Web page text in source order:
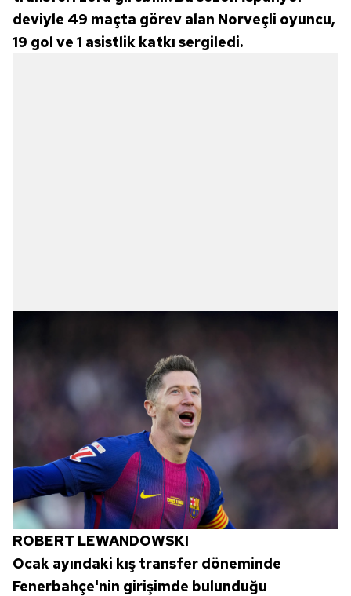
deviyle 49 maçta görev alan Norveçli oyuncu,
19 gol ve 1 asistlik katkı sergiledi.
ROBERT LEWANDOWSKI
Ocak ayındaki kış transfer döneminde
Fenerbahçe'nin girişimde bulunduğu